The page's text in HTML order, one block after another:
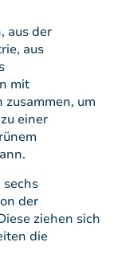
aus der
aus
mit
um
einer
der
ziehen sich
die